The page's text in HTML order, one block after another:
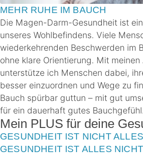
MEHR RUHE IM BAUCH
Die Magen-Darm-Gesundheit ist
unseres Wohlbefindens. Viele
wiederkehrenden Beschwerden im
ohne klare Orientierung. Mit
unterstütze ich Menschen dabei,
besser einzuordnen und Wege zu
Bauch spürbar guttun – mit gut
für ein dauerhaft gutes Bauchgefühl.
Mein PLUS für deine
GESUNDHEIT IST NICHT
GESUNDHEIT IST ALLES